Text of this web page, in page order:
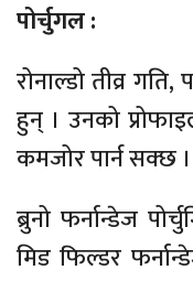
पोर्चुगल :
रोनाल्डो तीव्र
हुन् । उनको
कमजोर पार्न सक्छ ।
ब्रुनो फर्नान्डेज
मिड फिल्डर